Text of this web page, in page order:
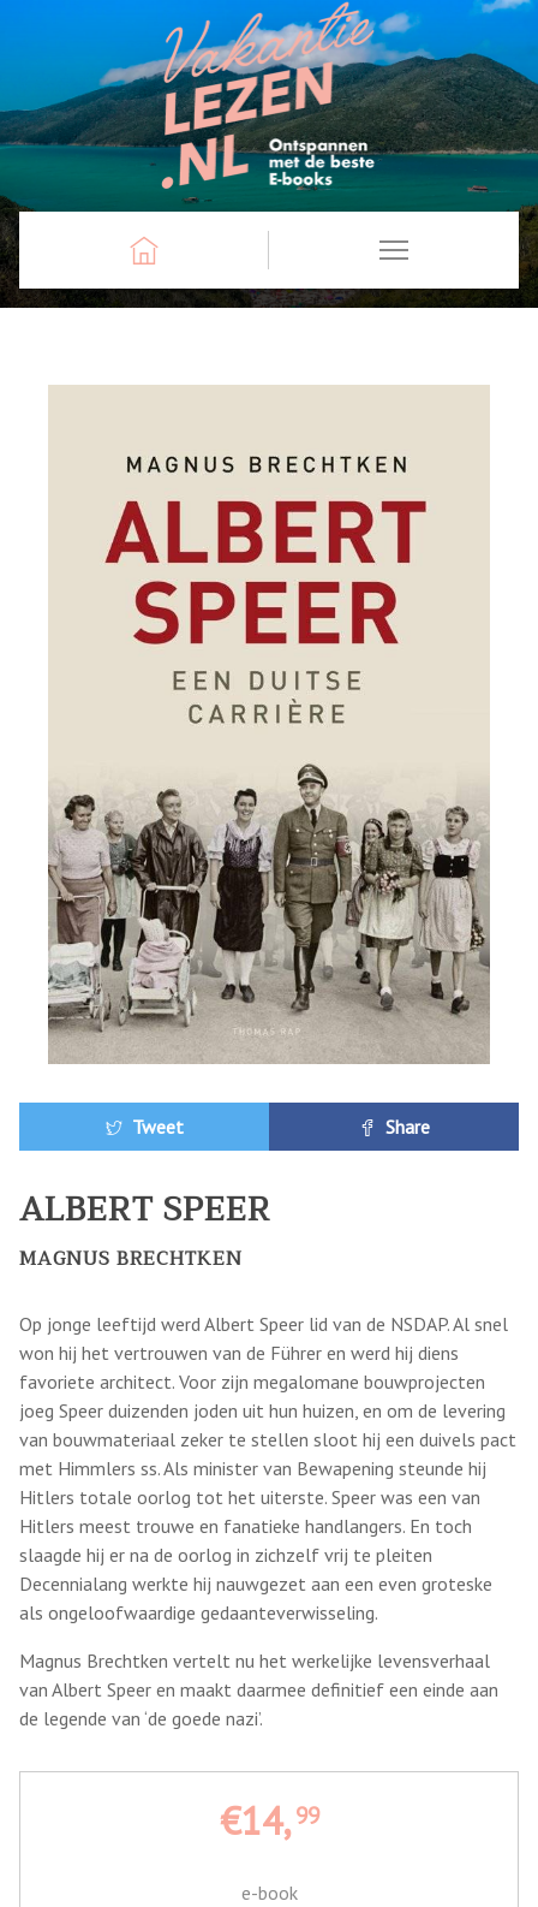
Tweet Share
ALBERT SPEER
MAGNUS BRECHTKEN
Op jonge leeftijd werd Albert Speer lid van de NSDAP. Al snel
won hij het vertrouwen van de Führer en werd hij diens
favoriete architect. Voor zijn megalomane bouwprojecten
joeg Speer duizenden joden uit hun huizen, en om de levering
van bouwmateriaal zeker te stellen sloot hij een duivels pact
met Himmlers ss. Als minister van Bewapening steunde hij
Hitlers totale oorlog tot het uiterste. Speer was een van
Hitlers meest trouwe en fanatieke handlangers. En toch
slaagde hij er na de oorlog in zichzelf vrij te pleiten
Decennialang werkte hij nauwgezet aan een even groteske
als ongeloofwaardige gedaanteverwisseling.
Magnus Brechtken vertelt nu het werkelijke levensverhaal
van Albert Speer en maakt daarmee definitief een einde aan
de legende van ‘de goede nazi’.
€14,99
e-book